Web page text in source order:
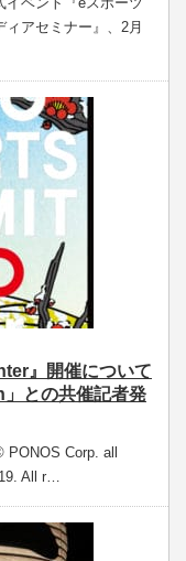
アセミナー』、2月
』開催について
との共催記者発
Corp. all
All r…